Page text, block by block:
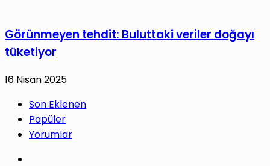
Görünmeyen tehdit: Buluttaki veriler doğayı
tüketiyor
16 Nisan 2025
Son Eklenen
Popüler
Yorumlar